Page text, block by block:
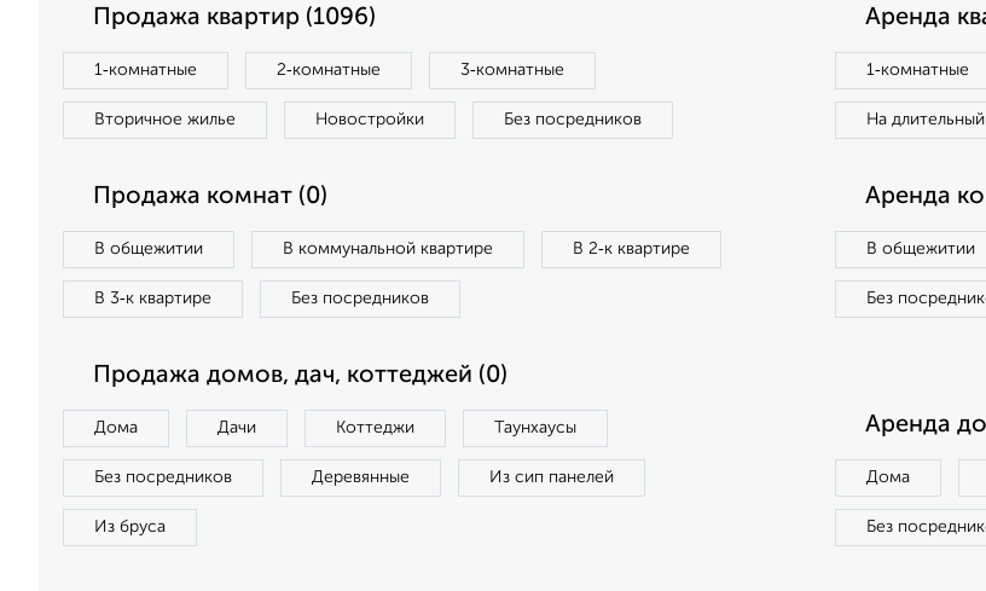
Продажа квартир (1096)
1‑комнатные 2‑комнатные 3‑комнатные
Вторичное жилье Новостройки Без посредников
Аренда
1‑комнатные
На
Продажа комнат (0)
В общежитии В коммунальной квартире В 2‑к квартире
В 3‑к квартире Без посредников
Аренда
В общежитии
Без
Продажа домов, дач, коттеджей (0)
Дома Дачи Коттеджи Таунхаусы
Без посредников Деревянные Из сип панелей
Из бруса
Аренда
Дома
Без